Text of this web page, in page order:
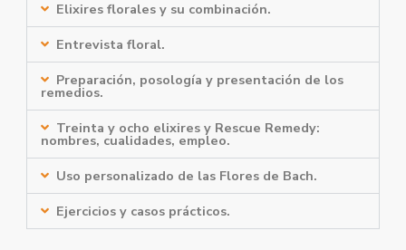
Elixires florales y su combinación.
Entrevista floral.
Preparación, posología y presentación de los
remedios.
Treinta y ocho elixires y Rescue Remedy:
nombres, cualidades, empleo.
Uso personalizado de las Flores de Bach.
Ejercicios y casos prácticos.